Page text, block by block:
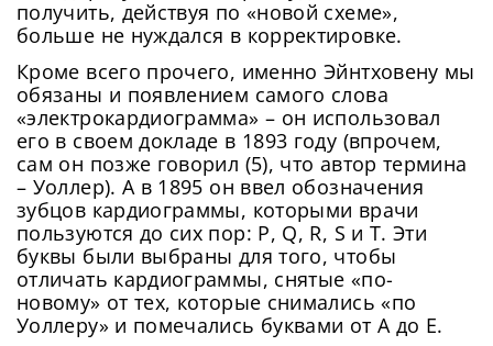
получить, действуя по «новой схеме»,
больше не нуждался в корректировке.
Кроме всего прочего, именно Эйнтховену мы
обязаны и появлением самого слова
«электрокардиограмма» ­–­ он использовал
его в своем докладе в 1893 году (впрочем,
сам он позже говорил (5), что автор термина
– Уоллер). А в 1895 он ввел обозначения
зубцов кардиограммы, которыми врачи
пользуются до сих пор: P, Q, R, S и T. Эти
буквы были выбраны для того, чтобы
отличать кардиограммы, снятые «по-
новому» от тех, которые снимались «по
Уоллеру» и помечались буквами от А до Е.